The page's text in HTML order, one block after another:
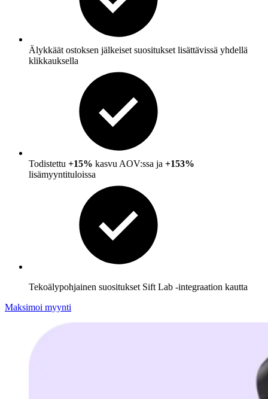
Älykkäät ostoksen jälkeiset suositukset lisättävissä yhdellä
klikkauksella
Todistettu +15% kasvu AOV:ssa ja +153%
lisämyyntituloissa
Tekoälypohjainen suositukset Sift Lab -integraation kautta
Maksimoi myynti